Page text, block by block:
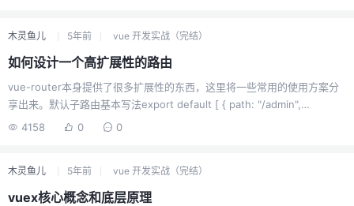
们不能做两个导航呢？侧边栏sidebar我们使用一个导航，header里面我们
也放一个导航，然后v-if判断不就好了。没必要想那么复杂，很多东西就是
以利用那些布局，然后针对性的操作，大部分框架对这个些布...
木灵鱼儿 5年前 vue 开发实战（完结）
如何设计一个高扩展性的路由
vue-router本身提供了很多扩展性的东西，这里将一些常用的使用方案分
享出来。默认子路由基本写法export default [ { path: "/admin",
component: () => import("@/views/admin"), meta: { title: "管理" },
4158 0 0
木灵鱼儿 5年前 vue 开发实战（完结）
vuex核心概念和底层原理